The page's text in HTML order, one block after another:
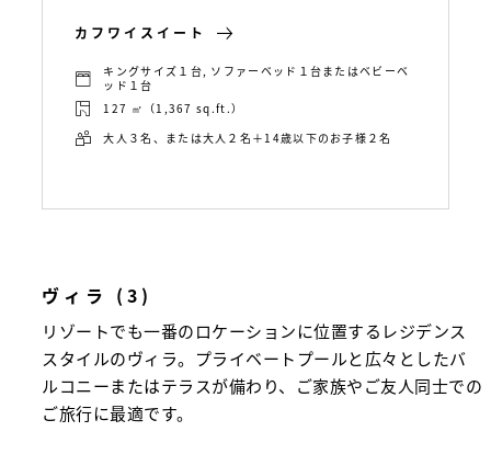
カフワイスイート
キングサイズ１台, ソファーベッド１台またはベビーベ
ッド１台
127 ㎡（1,367 sq.ft.）
大人３名、または大人２名＋14歳以下のお子様２名
ヴィラ (3)
リゾートでも一番のロケーションに位置するレジデンス
スタイルのヴィラ。プライベートプールと広々としたバ
ルコニーまたはテラスが備わり、ご家族やご友人同士での
ご旅行に最適です。